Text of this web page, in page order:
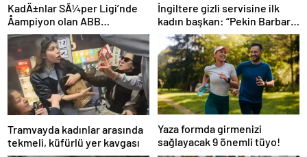
KadÄ±nlar SÃ¼per Ligi’nde
Åampiyon olan ABB
Fomget’ten FenerbahÃ§e’ye
gÃ¶nderme
İngiltere gizli servisine ilk
kadın başkan: “Pekin Barbara”
favori aday
Tramvayda kadınlar arasında
tekmeli, küfürlü yer kavgası
Yaza formda girmenizi
sağlayacak 9 önemli tüyo!